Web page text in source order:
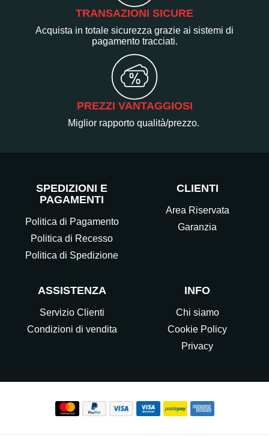
TRANSAZIONI SICURE
Acquista in totale sicurezza grazie ai sistemi di
pagamento tracciati.
PREZZI VANTAGGIOSI
Miglior rapporto qualità/prezzo.
SPEDIZIONI E
PAGAMENTI
Politica di Pagamento
Politica di Recesso
Politica di Spedizione
CLIENTI
Area Riservata
Garanzia
ASSISTENZA
Servizio Clienti
Condizioni di vendita
INFO
Chi siamo
Cookie Policy
Privacy